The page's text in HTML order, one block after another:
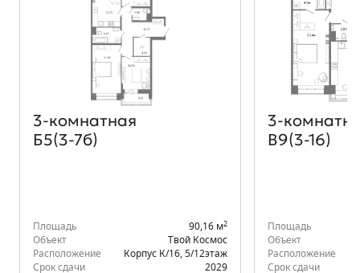
Объект месяца
3‑комнатная
Б5(3-7б)
Площадь 90,16 м2
Объект
Твой Космос
Расположение
Корпус К/16 5/12этаж
Срок сдачи
2029
В9(3-16)
Площадь
Объект
Расположение
Срок сдачи